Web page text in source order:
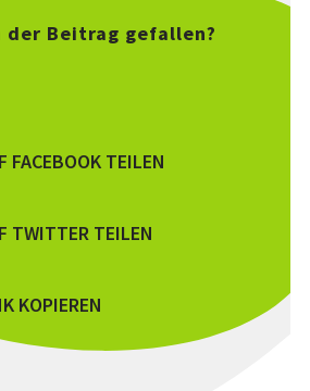
der Beitrag gefallen?
FACEBOOK TEILEN
TWITTER TEILEN
KOPIEREN